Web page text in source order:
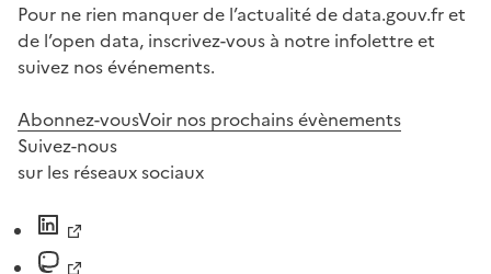
Pour ne rien manquer de l’actualité de data.gouv.fr et
de l’open data, inscrivez-vous à notre infolettre et
suivez nos événements.
Abonnez-vousVoir nos prochains évènements
Suivez-nous
sur les réseaux sociaux